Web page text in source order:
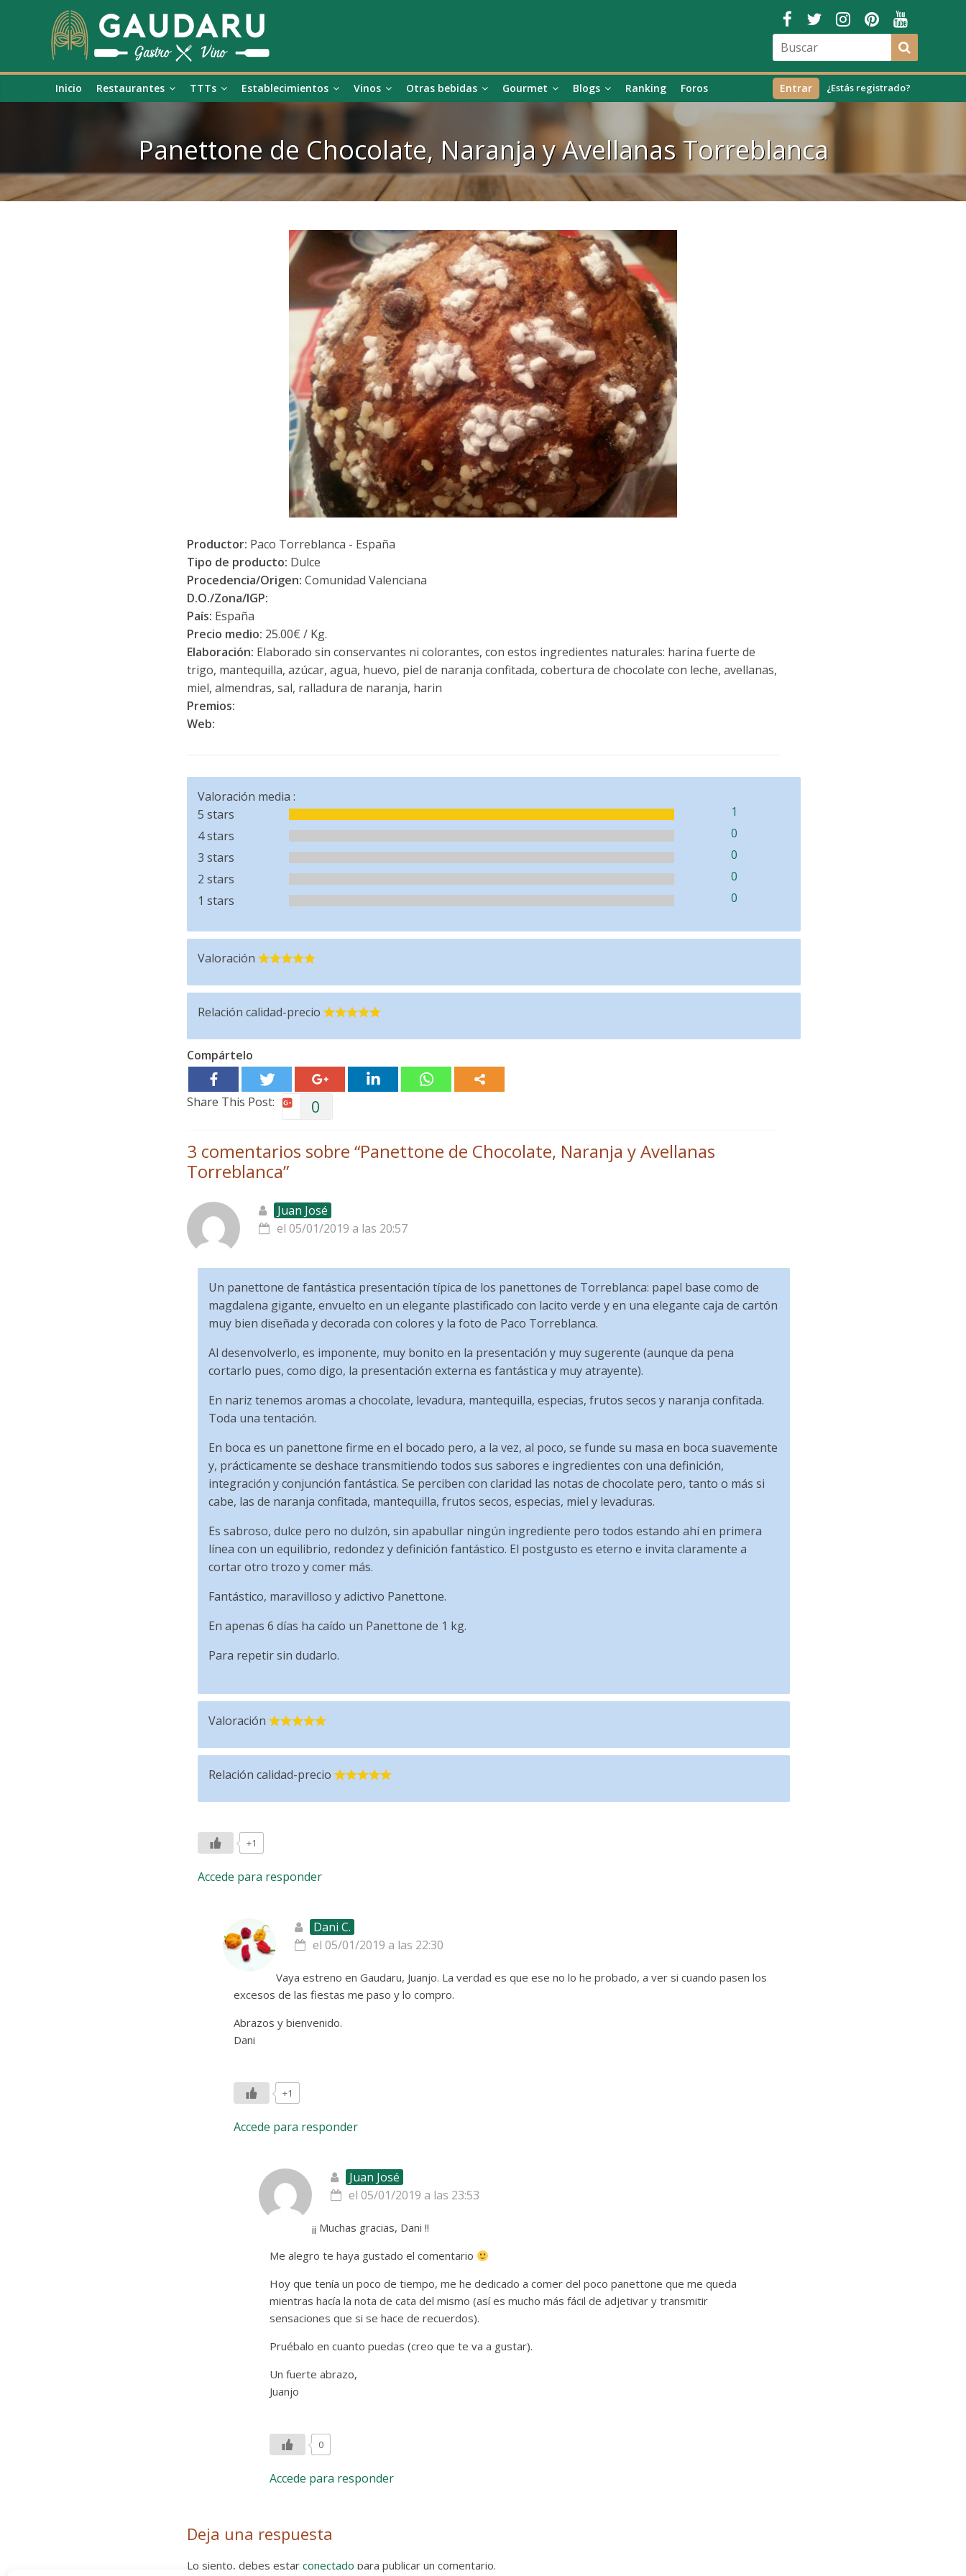
Inicio Restaurantes TTTs Establecimientos Vinos Otras bebidas Gourmet Blogs Ranking Foros ¿Estás registrado?
Entrar
Panettone de Chocolate, Naranja y Avellanas Torreblanca
Productor: Paco Torreblanca - España
Tipo de producto: Dulce
Procedencia/Origen: Comunidad Valenciana
D.O./Zona/IGP:
País: España
Precio medio: 25.00€ / Kg.
Elaboración: Elaborado sin conservantes ni colorantes, con estos ingredientes naturales: harina fuerte de
trigo, mantequilla, azúcar, agua, huevo, piel de naranja confitada, cobertura de chocolate con leche, avellanas,
miel, almendras, sal, ralladura de naranja, harin
Premios:
Web:
Valoración media :
5 stars
1
4 stars
0
3 stars
0
2 stars
0
1 stars
0
Valoración
Relación calidad-precio
Compártelo
Share This Post: 0
3 comentarios sobre “Panettone de Chocolate, Naranja y Avellanas
Torreblanca”
Juan José
el 05/01/2019 a las 20:57
Un panettone de fantástica presentación típica de los panettones de Torreblanca: papel base como de
magdalena gigante, envuelto en un elegante plastificado con lacito verde y en una elegante caja de cartón
muy bien diseñada y decorada con colores y la foto de Paco Torreblanca.
Al desenvolverlo, es imponente, muy bonito en la presentación y muy sugerente (aunque da pena
cortarlo pues, como digo, la presentación externa es fantástica y muy atrayente).
En nariz tenemos aromas a chocolate, levadura, mantequilla, especias, frutos secos y naranja confitada.
Toda una tentación.
En boca es un panettone firme en el bocado pero, a la vez, al poco, se funde su masa en boca suavemente
y, prácticamente se deshace transmitiendo todos sus sabores e ingredientes con una definición,
integración y conjunción fantástica. Se perciben con claridad las notas de chocolate pero, tanto o más si
cabe, las de naranja confitada, mantequilla, frutos secos, especias, miel y levaduras.
Es sabroso, dulce pero no dulzón, sin apabullar ningún ingrediente pero todos estando ahí en primera
línea con un equilibrio, redondez y definición fantástico. El postgusto es eterno e invita claramente a
cortar otro trozo y comer más.
Fantástico, maravilloso y adictivo Panettone.
En apenas 6 días ha caído un Panettone de 1 kg.
Para repetir sin dudarlo.
Valoración
Relación calidad-precio
+1
Accede para responder
Dani C.
el 05/01/2019 a las 22:30
Vaya estreno en Gaudaru, Juanjo. La verdad es que ese no lo he probado, a ver si cuando pasen los
excesos de las fiestas me paso y lo compro.
Abrazos y bienvenido.
Dani
+1
Accede para responder
Juan José
el 05/01/2019 a las 23:53
¡¡ Muchas gracias, Dani !!
Me alegro te haya gustado el comentario
Hoy que tenía un poco de tiempo, me he dedicado a comer del poco panettone que me queda
mientras hacía la nota de cata del mismo (así es mucho más fácil de adjetivar y transmitir
sensaciones que si se hace de recuerdos).
Pruébalo en cuanto puedas (creo que te va a gustar).
Un fuerte abrazo,
Juanjo
0
Accede para responder
Deja una respuesta
Lo siento, debes estar conectado para publicar un comentario.